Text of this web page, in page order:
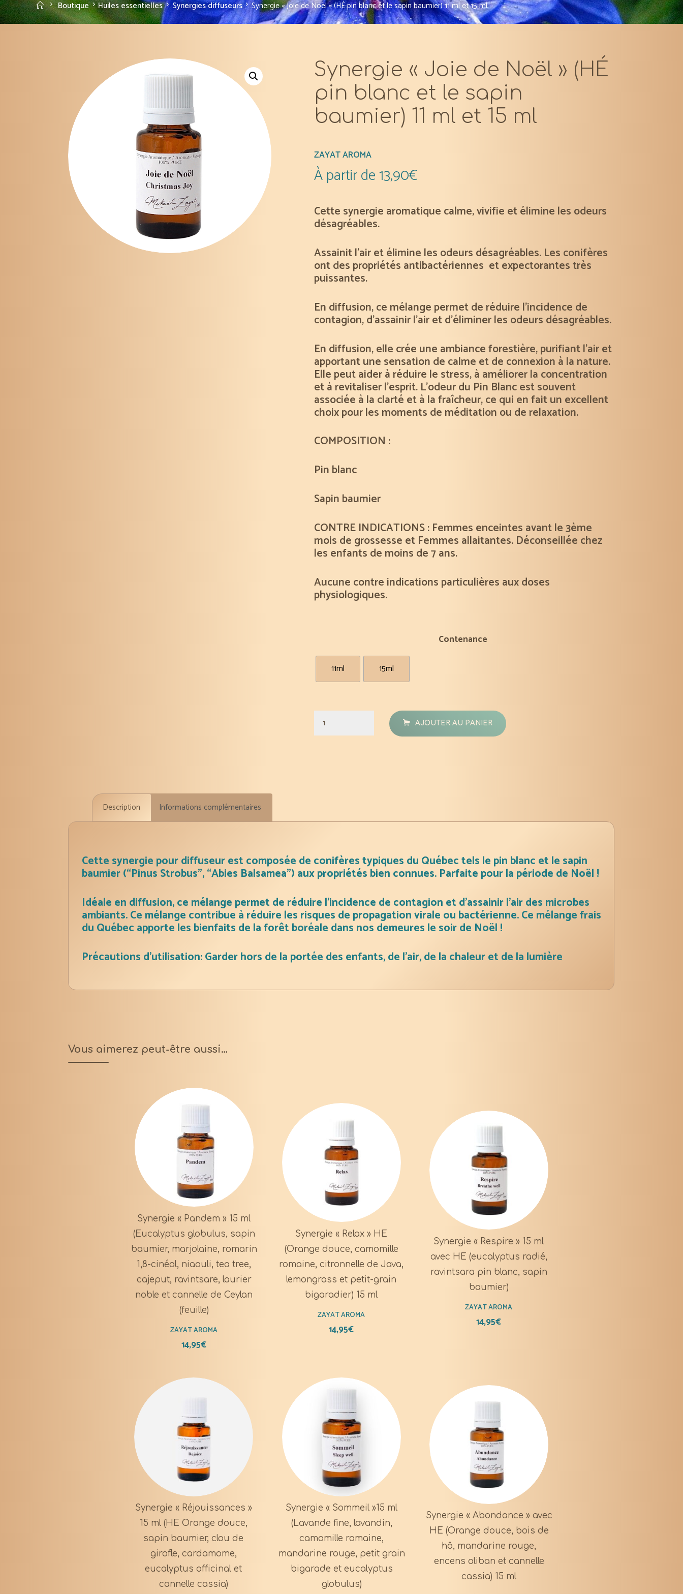
AccueilBoutique Huiles essentielles Synergies diffuseurs Synergie « Joie de Noël » (HÉ pin blanc et le sapin baumier) 11 ml et 15 ml
Synergie « Joie de Noël » (HÉ
pin blanc et le sapin
baumier) 11 ml et 15 ml
ZAYAT AROMA
À partir de13,90€
Cette synergie aromatique calme, vivifie et élimine les odeurs
désagréables.
Assainit l’air et élimine les odeurs désagréables. Les conifères
ont des propriétés antibactériennes et expectorantes très
puissantes.
En diffusion, ce mélange permet de réduire l’incidence de
contagion, d’assainir l’air et d’éliminer les odeurs désagréables.
En diffusion, elle crée une ambiance forestière, purifiant l’air et
apportant une sensation de calme et de connexion à la nature.
Elle peut aider à réduire le stress, à améliorer la concentration
et à revitaliser l’esprit. L’odeur du Pin Blanc est souvent
associée à la clarté et à la fraîcheur, ce qui en fait un excellent
choix pour les moments de méditation ou de relaxation.
COMPOSITION :
Pin blanc
Sapin baumier
CONTRE INDICATIONS : Femmes enceintes avant le 3ème
mois de grossesse et Femmes allaitantes. Déconseillée chez
les enfants de moins de 7 ans.
Aucune contre indications particulières aux doses
physiologiques.
Contenance
11ml 15ml
quantité
de
pin
et
le
baumier)
11
ml
15
AJOUTER AU PANIER
Description Informations complémentaires
Cette synergie pour diffuseur est composée de conifères typiques du Québec tels le pin blanc et le sapin
baumier (“Pinus Strobus”, “Abies Balsamea”) aux propriétés bien connues. Parfaite pour la période de Noël !
Idéale en diffusion, ce mélange permet de réduire l’incidence de contagion et d’assainir l’air des microbes
ambiants. Ce mélange contribue à réduire les risques de propagation virale ou bactérienne. Ce mélange frais
du Québec apporte les bienfaits de la forêt boréale dans nos demeures le soir de Noël !
Précautions d’utilisation: Garder hors de la portée des enfants, de l’air, de la chaleur et de la lumière
Vous aimerez peut-être aussi…
Synergie « Pandem » 15 ml
(Eucalyptus globulus, sapin
baumier, marjolaine, romarin
1,8-cinéol, niaouli, tea tree,
cajeput, ravintsare, laurier
noble et cannelle de Ceylan
(feuille)
ZAYAT AROMA
14,95€
Synergie « Relax » HE
(Orange douce, camomille
romaine, citronnelle de Java,
lemongrass et petit-grain
bigaradier) 15 ml
ZAYAT AROMA
14,95€
Synergie « Respire » 15 ml
avec HE (eucalyptus radié,
ravintsara pin blanc, sapin
baumier)
ZAYAT AROMA
14,95€
Synergie « Réjouissances »
15 ml (HE Orange douce,
sapin baumier, clou de
girofle, cardamome,
eucalyptus officinal et
cannelle cassia)
Synergie « Sommeil »15 ml
(Lavande fine, lavandin,
camomille romaine,
mandarine rouge, petit grain
bigarade et eucalyptus
globulus)
Synergie « Abondance » avec
HE (Orange douce, bois de
hô, mandarine rouge,
encens oliban et cannelle
cassia) 15 ml